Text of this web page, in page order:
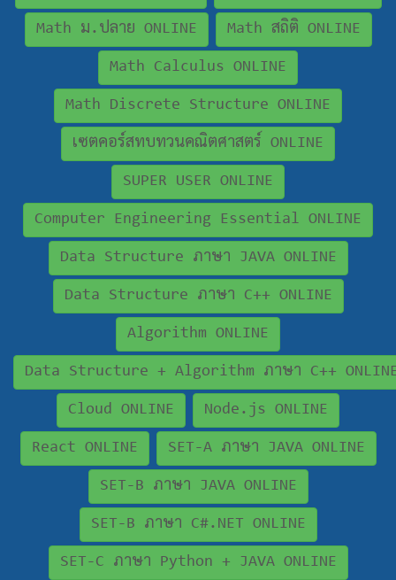
Math ม.ปลาย ONLINE Math สถิติ ONLINE
Math Calculus ONLINE
Math Discrete Structure ONLINE
เซตคอร์สทบทวนคณิตศาสตร์ ONLINE
SUPER USER ONLINE
Computer Engineering Essential ONLINE
Data Structure ภาษา JAVA ONLINE
Data Structure ภาษา C++ ONLINE
Algorithm ONLINE
Data Structure + Algorithm ภาษา C++
Cloud ONLINE Node.js ONLINE
React ONLINE SET-A ภาษา JAVA ONLINE
SET-B ภาษา JAVA ONLINE
SET-B ภาษา C#.NET ONLINE
SET-C ภาษา Python + JAVA ONLINE